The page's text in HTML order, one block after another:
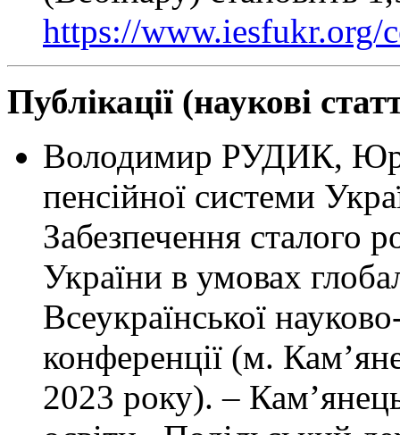
https://www.iesfukr.org/
Публікації (наукові
Володимир РУДИК,
пенсійної системи
Забезпечення сталого
України в умовах
Всеукраїнської
конференції (м.
2023 року). –